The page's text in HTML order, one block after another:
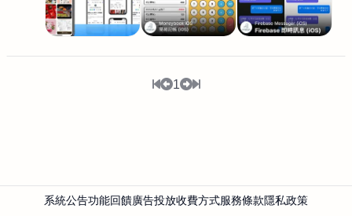
1
系統公告功能回饋廣告投放收費方式服務條款隱私政策